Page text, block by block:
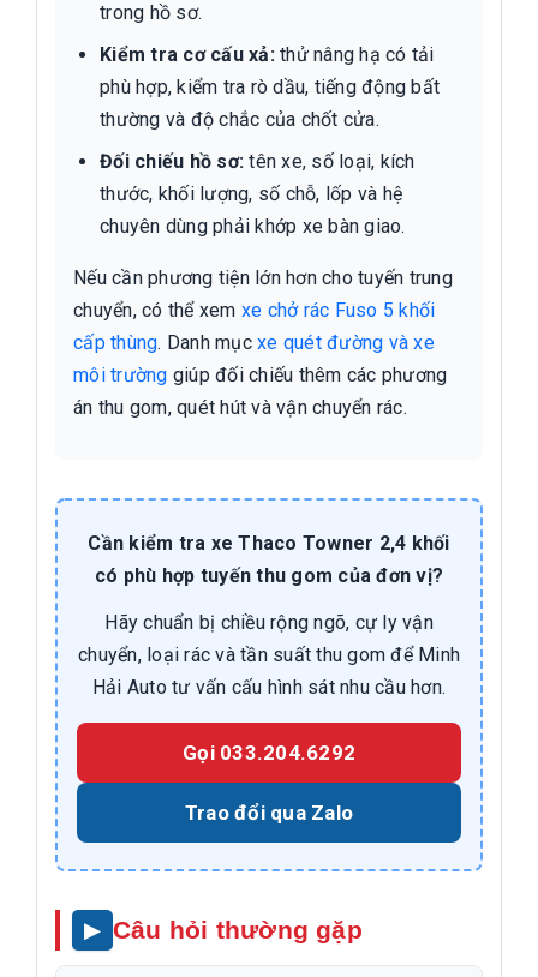
trong hồ sơ.
Kiểm tra cơ cấu xả:thử nâng hạ có tải
phù hợp, kiểm tra rò dầu, tiếng động bất
thường và độ chắc của chốt cửa.
Đối chiếu hồ sơ: tên xe, số loại, kích
thước, khối lượng, số chỗ, lốp và hệ
chuyên dùng phải khớp xe bàn giao.
Nếu cần phương tiện lớn hơn cho tuyến trung
chuyển, có thể xem xe chở rác Fuso 5 khối
cấp thùng. Danh mục xe quét đường và xe
môi trường giúp đối chiếu thêm các phương
án thu gom, quét hút và vận chuyển rác.
Cần kiểm tra xe Thaco Towner 2,4 khối
có phù hợp tuyến thu gom của đơn vị?
Hãy chuẩn bị chiều rộng ngõ, cự ly vận
chuyển, loại rác và tần suất thu gom để Minh
Hải Auto tư vấn cấu hình sát nhu cầu hơn.
Gọi 033.204.6292
Trao đổi qua Zalo
Câu hỏi thường gặp